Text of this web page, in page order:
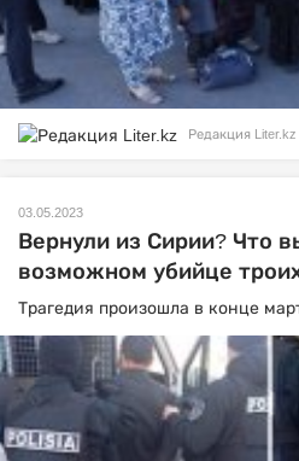
Редакция Liter.kz
03.05.2023
Вернули из Сирии? Что
возможном убийце
Трагедия произошла в конце